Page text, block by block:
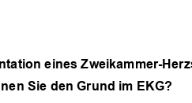
eines Zweikammer-
Sie den Grund im EKG?